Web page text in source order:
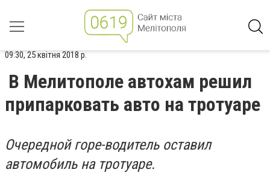
09:30, 25 квітня 2018 р.
В Мелитополе автохам решил
припарковать авто на тротуаре
Очередной горе-водитель оставил
автомобиль на тротуаре.